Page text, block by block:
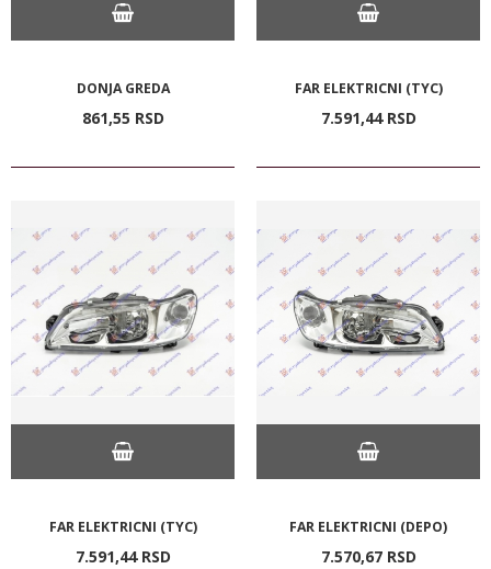
DONJA GREDA
861,55 RSD
FAR ELEKTRICNI (TYC)
7.591,44 RSD
FAR ELEKTRICNI (TYC)
7.591,44 RSD
FAR ELEKTRICNI (DEPO)
7.570,67 RSD